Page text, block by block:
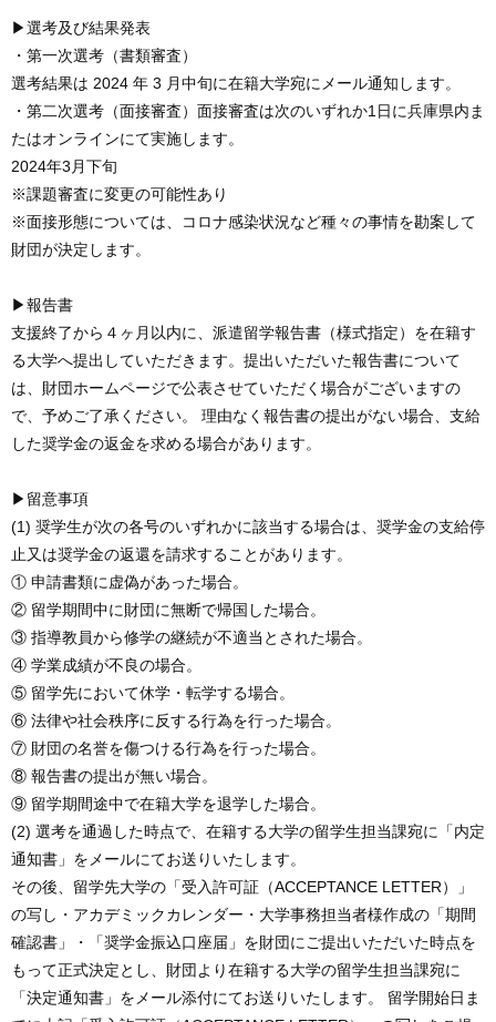
▶選考及び結果発表
・第一次選考（書類審査）
選考結果は 2024 年 3 月中旬に在籍大学宛にメール通知します。
・第二次選考（面接審査）面接審査は次のいずれか1日に兵庫県内ま
たはオンラインにて実施します。
2024年3月下旬
※課題審査に変更の可能性あり
※面接形態については、コロナ感染状況など種々の事情を勘案して
財団が決定します。
▶報告書
支援終了から４ヶ月以内に、派遣留学報告書（様式指定）を在籍す
る大学へ提出していただきます。提出いただいた報告書について
は、財団ホームページで公表させていただく場合がございますの
で、予めご了承ください。 理由なく報告書の提出がない場合、支給
した奨学金の返金を求める場合があります。
▶留意事項
(1) 奨学生が次の各号のいずれかに該当する場合は、奨学金の支給停
止又は奨学金の返還を請求することがあります。
① 申請書類に虚偽があった場合。
② 留学期間中に財団に無断で帰国した場合。
③ 指導教員から修学の継続が不適当とされた場合。
④ 学業成績が不良の場合。
⑤ 留学先において休学・転学する場合。
⑥ 法律や社会秩序に反する行為を行った場合。
⑦ 財団の名誉を傷つける行為を行った場合。
⑧ 報告書の提出が無い場合。
⑨ 留学期間途中で在籍大学を退学した場合。
(2) 選考を通過した時点で、在籍する大学の留学生担当課宛に「内定
通知書」をメールにてお送りいたします。
その後、留学先大学の「受入許可証（ACCEPTANCE LETTER）」
の写し・アカデミックカレンダー・大学事務担当者様作成の「期間
確認書」・「奨学金振込口座届」を財団にご提出いただいた時点を
もって正式決定とし、財団より在籍する大学の留学生担当課宛に
「決定通知書」をメール添付にてお送りいたします。 留学開始日ま